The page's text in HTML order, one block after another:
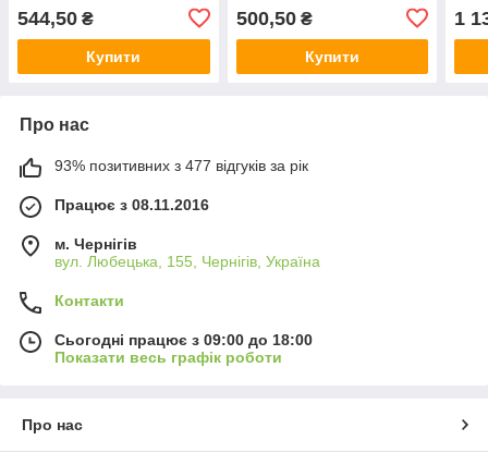
544,50 ₴
Купити
500,50₴
Купити
1
Про нас
93% позитивних з 477 відгуків за рік
Працює з 08.11.2016
м. Чернігів
вул. Любецька, 155, Чернігів, Україна
Контакти
Сьогодні працює з 09:00 до 18:00
Показати весь графік роботи
Про нас